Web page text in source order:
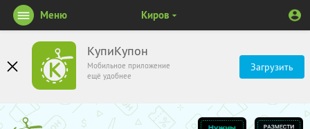
КупиКупон
Мобильное приложение
ещё удобнее
Загрузить
Меню Киров